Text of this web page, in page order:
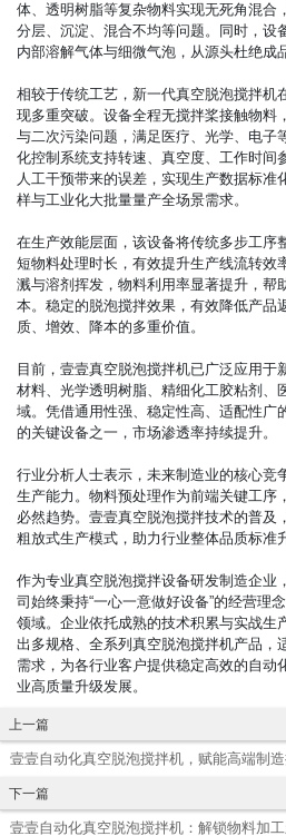
体、透明树脂等复杂物料实现无死角混合
分层、沉淀、混合不均等问题。同时，设
内部溶解气体与细微气泡，从源头杜绝成
相较于传统工艺，新一代真空脱泡搅拌机
现多重突破。设备全程无搅拌桨接触物料
与二次污染问题，满足医疗、光学、电子
化控制系统支持转速、真空度、工作时间
人工干预带来的误差，实现生产数据标准
样与工业化大批量量产全场景需求。
在生产效能层面，该设备将传统多步工序
短物料处理时长，有效提升生产线流转效
溅与溶剂挥发，物料利用率显著提升，帮
本。稳定的脱泡搅拌效果，有效降低产品
质、增效、降本的多重价值。
目前，壹壹真空脱泡搅拌机已广泛应用于
材料、光学透明树脂、精细化工胶粘剂、
域。凭借通用性强、稳定性高、适配性广
的关键设备之一，市场渗透率持续提升。
行业分析人士表示，未来制造业的核心竞
生产能力。物料预处理作为前端关键工序
必然趋势。壹壹真空脱泡搅拌技术的普及
粗放式生产模式，助力行业整体品质标准
作为专业真空脱泡搅拌设备研发制造企业
司始终秉持“一心一意做好设备”的经营理
领域。企业依托成熟的技术积累与实战生
出多规格、全系列真空脱泡搅拌机产品，
需求，为各行业客户提供稳定高效的自动
业高质量升级发展。
上一篇
壹壹自动化真空脱泡搅拌机，赋能高端制
下一篇
壹壹自动化真空脱泡搅拌机：解锁物料加